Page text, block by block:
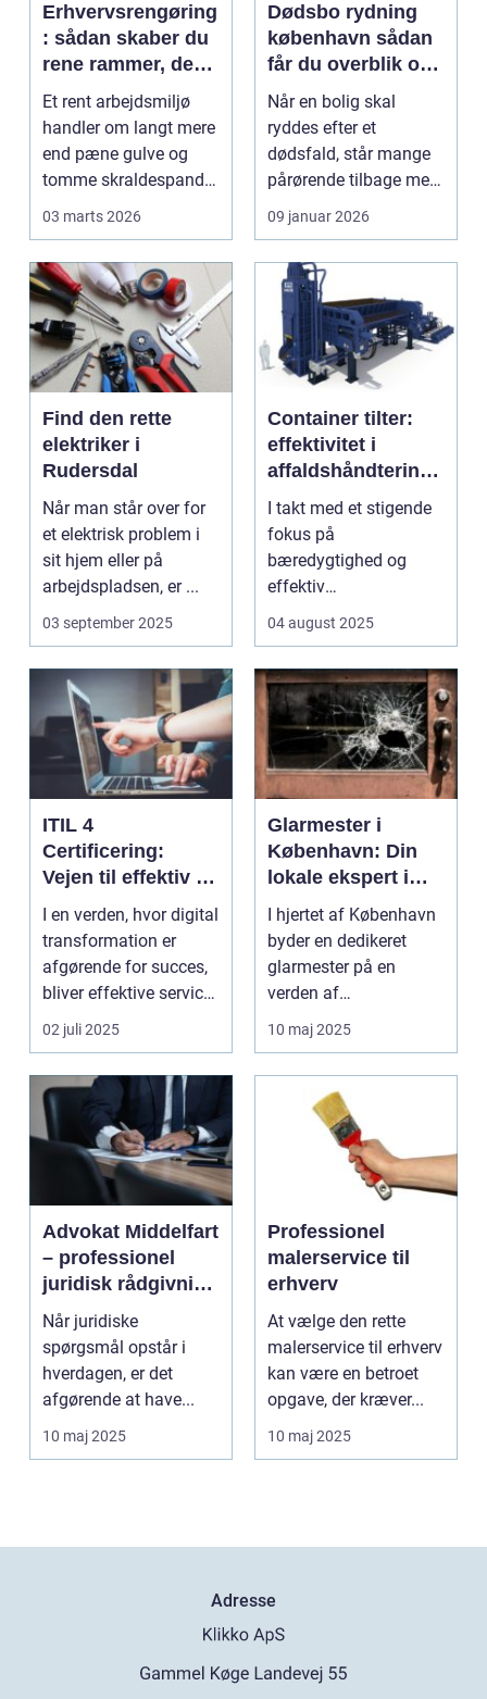
Erhvervsrengøring
: sådan skaber du
rene rammer, der
kan mærkes på
bundlinjen
Et rent arbejdsmiljø
handler om langt mere
end pæne gulve og
tomme skraldespande.
Reng&...
03 marts 2026
Dødsbo rydning
københavn sådan
får du overblik og
professionel hjælp
Når en bolig skal
ryddes efter et
dødsfald, står mange
pårørende tilbage med
en stor praktisk
opgave...
09 januar 2026
Find den rette
elektriker i
Rudersdal
Når man står over for
et elektrisk problem i
sit hjem eller på
arbejdspladsen, er ...
03 september 2025
Container tilter:
effektivitet i
affaldshåndtering
og
ressourcegenanve
ndelse
I takt med et stigende
fokus på
bæredygtighed og
effektiv
ressourceudnyttelse
bliver spe...
04 august 2025
ITIL 4
Certificering:
Vejen til effektiv IT-
service
management
I en verden, hvor digital
transformation er
afgørende for succes,
bliver effektive service
ma...
02 juli 2025
Glarmester i
København: Din
lokale ekspert i
glasløsninger
I hjertet af København
byder en dedikeret
glarmester på en
verden af
glasløsning...
10 maj 2025
Advokat Middelfart
– professionel
juridisk rådgivning
tæt på dig
Når juridiske
spørgsmål opstår i
hverdagen, er det
afgørende at have...
10 maj 2025
Professionel
malerservice til
erhverv
At vælge den rette
malerservice til erhverv
kan være en betroet
opgave, der kræver...
10 maj 2025
Adresse